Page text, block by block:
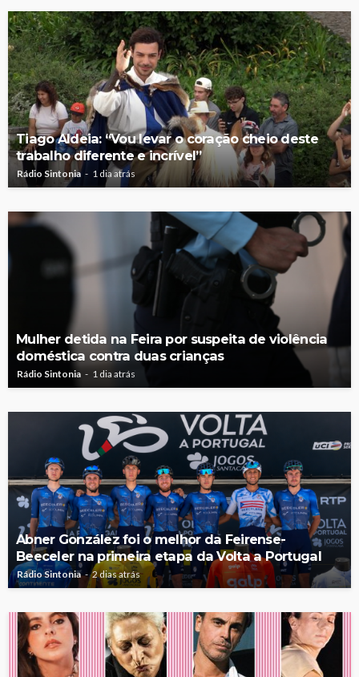
Tiago Aldeia: “Vou levar o coração cheio deste
trabalho diferente e incrível”
Rádio Sintonia 1 dia atrás
Mulher detida na Feira por suspeita de violência
doméstica contra duas crianças
Rádio Sintonia 1 dia atrás
Abner González foi o melhor da Feirense-
Beeceler na primeira etapa da Volta a Portugal
Rádio Sintonia 2 dias atrás